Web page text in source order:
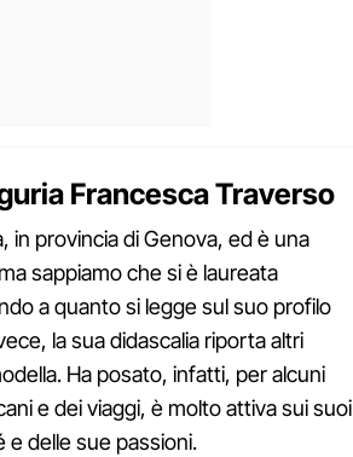
Francesca Traverso
in provincia di Genova, ed è una
sappiamo che si è laureata
a quanto si legge sul suo profilo
la sua didascalia riporta altri
Ha posato, infatti, per alcuni
e dei viaggi, è molto attiva sui suoi
delle sue passioni.